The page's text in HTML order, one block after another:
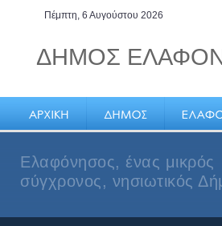
Πέμπτη, 6 Αυγούστου 2026
ΔΗΜΟΣ
Ελαφόνησος, ένας μικρός
σύγχρονος, νησιωτικός